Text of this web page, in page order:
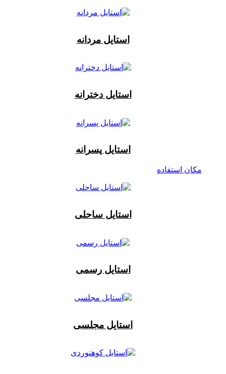
استایل مردانه
استایل دخترانه
استایل پسرانه
مکان استفاده
استایل ساحلی
استایل رسمی
استایل مجلسی